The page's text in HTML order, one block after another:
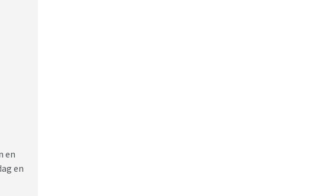
en
en